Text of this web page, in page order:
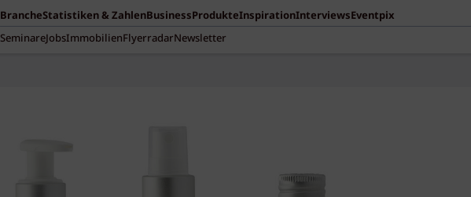
BrancheStatistiken & ZahlenBusinessProdukteInspirationInterviewsEventpix
SeminareJobsImmobilienFlyerradarNewsletter